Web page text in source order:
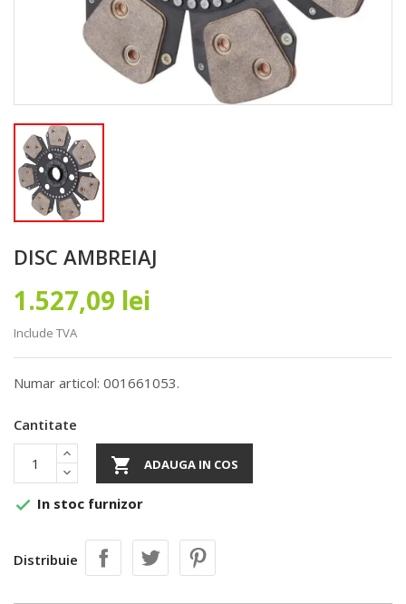
DISC AMBREIAJ
1.527,09 lei
Include TVA
Numar articol: 001661053.
Cantitate
 ADAUGA IN COS
 In stoc furnizor
Distribuie